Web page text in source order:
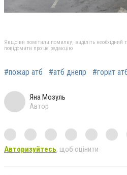
Якщо ви помітили помилку, виділіть необхідний
повідомити про це редакцію
#пожар атб #атб днепр #горит
Яна Мозуль
Автор
Авторизуйтесь, щоб оцінити